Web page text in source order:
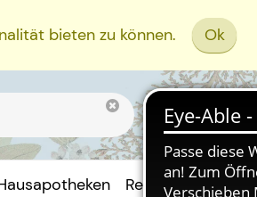
bieten zu können. Ok
Rezept Einreichen